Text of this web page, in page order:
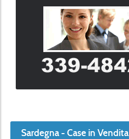
Sardegna - Case in Vendita